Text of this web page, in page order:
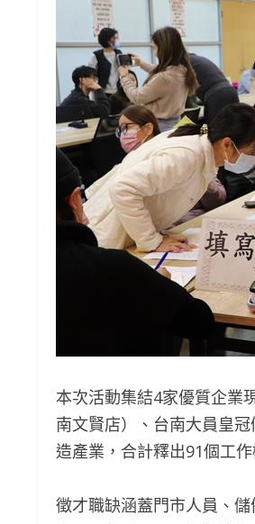
本次活動集結4家優質企業
南文賢店）、台南大員皇
造產業，合計釋出91個工
徵才職缺涵蓋門市人員、